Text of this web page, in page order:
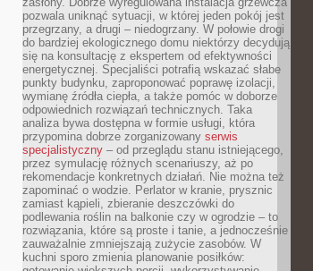
pozwala uniknąć sytuacji, w której jeden pokój jest
przegrzany, a drugi – niedogrzany. W połowie drogi
do bardziej ekologicznego domu niektórzy decydują
się na konsultację z ekspertem od efektywności
energetycznej. Specjaliści potrafią wskazać słabe
punkty budynku, zaproponować poprawę izolacji,
wymianę źródła ciepła, a także pomóc w doborze
odpowiednich rozwiązań technicznych. Taka
analiza bywa dostępna w formie usługi, która
przypomina dobrze zorganizowany serwis
specjalistyczny – od przeglądu stanu istniejącego,
przez symulację różnych scenariuszy, aż po
rekomendacje konkretnych działań. Nie można też
zapominać o wodzie. Perlator w kranie, prysznic
zamiast kąpieli, zbieranie deszczówki do
podlewania roślin na balkonie czy w ogrodzie – to
rozwiązania, które są proste i tanie, a jednocześnie
zauważalnie zmniejszają zużycie zasobów. W
kuchni sporo zmienia planowanie posiłków: